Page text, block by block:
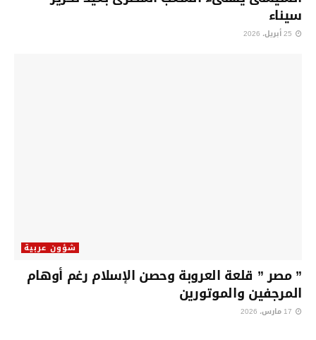
سيناء
شؤون عربية
” مصر ” قلعة العروبة وحصن الإسلام رغم أوهام
المرجفين والموتورين